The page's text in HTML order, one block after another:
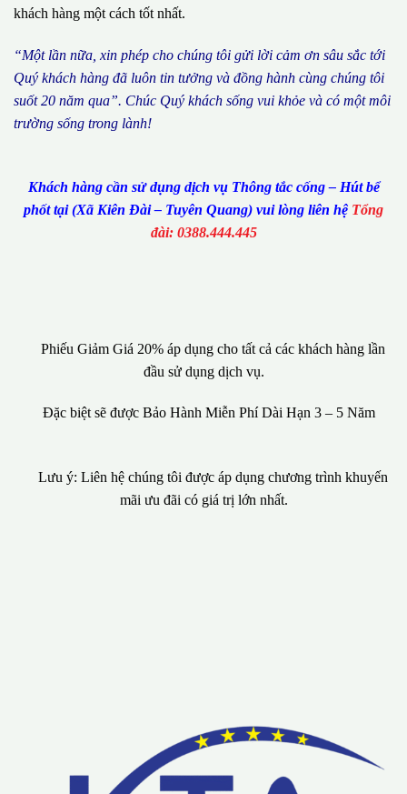
khách hàng một cách tốt nhất.
“Một lần nữa, xin phép cho chúng tôi gửi lời cảm ơn sâu sắc tới
Quý khách hàng đã luôn tin tưởng và đồng hành cùng chúng tôi
suốt 20 năm qua”. Chúc Quý khách sống vui khỏe và có một môi
trường sống trong lành!
Khách hàng cần sử dụng dịch vụ Thông tắc cống – Hút bể
phốt tại (Xã Kiên Đài – Tuyên Quang) vui lòng liên hệ Tổng
đài: 0388.444.445